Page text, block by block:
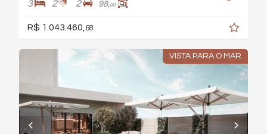
3 2 2 98,00
R$ 1.043.460,68
VISTA PARA O MAR